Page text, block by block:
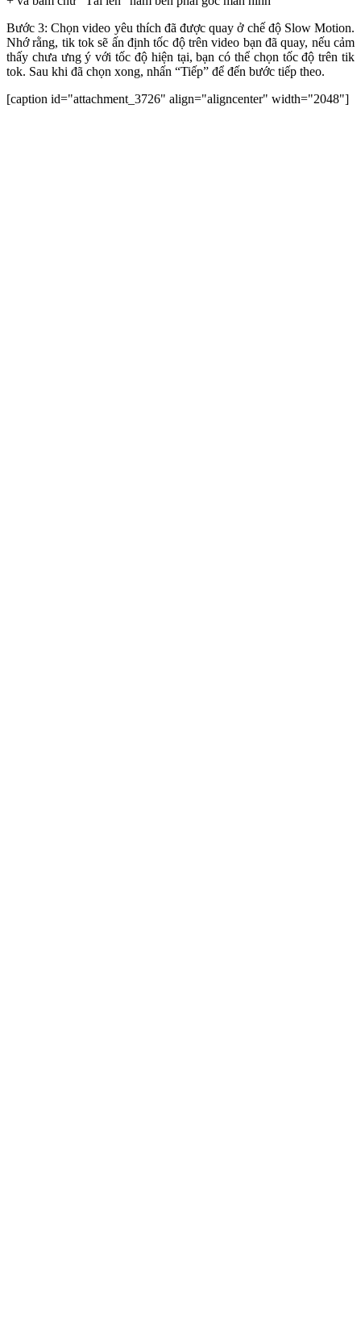
Bước 3: Chọn video yêu thích đã được quay ở chế độ Slow Motion.
Nhớ rằng, tik tok sẽ ấn định tốc độ trên video bạn đã quay, nếu cảm
thấy chưa ưng ý với tốc độ hiện tại, bạn có thể chọn tốc độ trên tik
tok. Sau khi đã chọn xong, nhấn “Tiếp” để đến bước tiếp theo.
[caption id="attachment_3726" align="aligncenter" width="2048"]